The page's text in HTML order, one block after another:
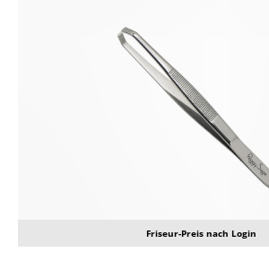
Friseur-Preis nach Login